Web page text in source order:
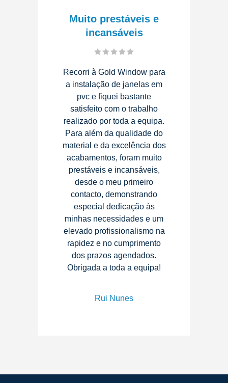
Muito prestáveis e
incansáveis
Recorri à Gold Window para
a instalação de janelas em
pvc e fiquei bastante
satisfeito com o trabalho
realizado por toda a equipa.
Para além da qualidade do
material e da excelência dos
acabamentos, foram muito
prestáveis e incansáveis,
desde o meu primeiro
contacto, demonstrando
especial dedicação às
minhas necessidades e um
elevado profissionalismo na
rapidez e no cumprimento
dos prazos agendados.
Obrigada a toda a equipa!
Rui Nunes